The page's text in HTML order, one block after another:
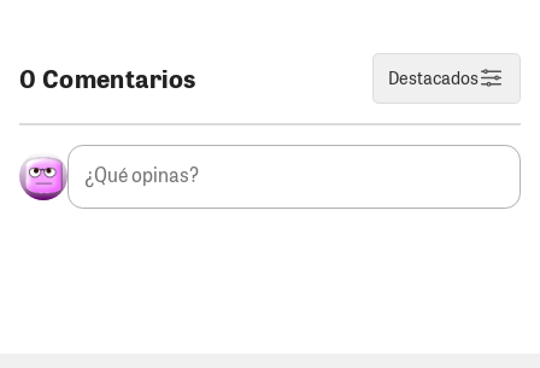
0 Comentarios Destacados